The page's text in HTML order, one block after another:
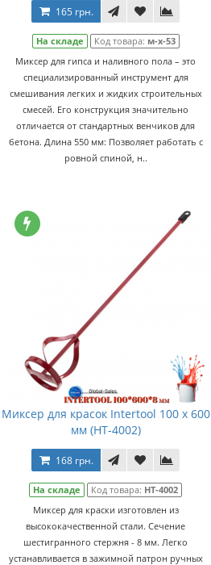
165 грн.
На складе Код товара: м-х-53
Миксер для гипса и наливного пола – это
специализированный инструмент для
смешивания легких и жидких строительных
смесей. Его конструкция значительно
отличается от стандартных венчиков для
бетона. Длина 550 мм: Позволяет работать с
ровной спиной, н..
Миксер для красок Intertool 100 х 600
мм (HT-4002)
168 грн.
На складе Код товара: HT-4002
Миксер для краски изготовлен из
высококачественной стали. Сечение
шестигранного стержня - 8 мм. Легко
устанавливается в зажимной патрон ручных